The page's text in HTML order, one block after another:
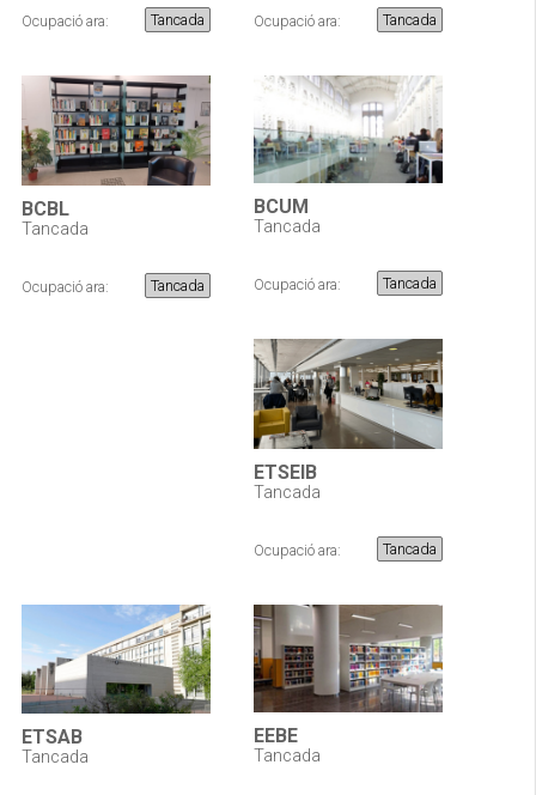
Ocupació ara: Tancada Ocupació ara: Tancada
BCBL
Tancada
Ocupació ara: Tancada
BCUM
Tancada
Ocupació ara: Tancada
ETSEIB
Tancada
Ocupació ara: Tancada
ETSAB
Tancada
EEBE
Tancada